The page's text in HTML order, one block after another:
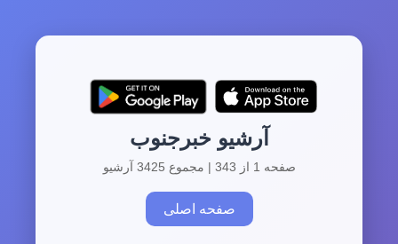
آرشیو خبرجنوب
صفحه 1 از 343 | مجموع 3425 آرشیو
صفحه اصلی